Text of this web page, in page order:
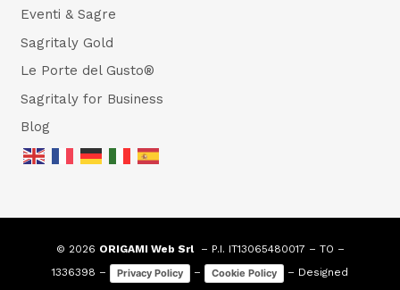
Eventi & Sagre
Sagritaly Gold
Le Porte del Gusto®
Sagritaly for Business
Blog
© 2026 ORIGAMI Web Srl– P.I. IT13065480017 – TO –
1336398 –
Privacy Policy – Cookie Policy
– Designed